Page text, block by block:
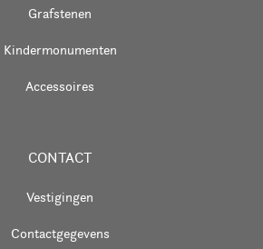
Grafstenen
Kindermonumenten
Accessoires
CONTACT
Vestigingen
Contactgegevens